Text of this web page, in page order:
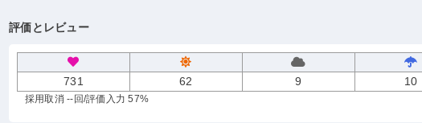
評価とレビュー
731 62 9 10
採用取消 --回/評価入力 57%